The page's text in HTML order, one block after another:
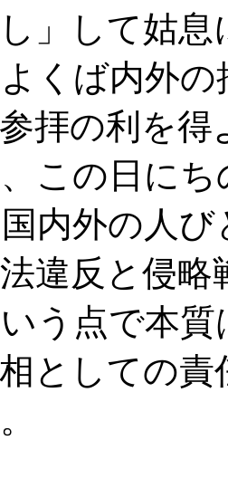
」して姑
くば内外
拝の利を
この日にち
内外の人
違反と侵
う点で本
としての